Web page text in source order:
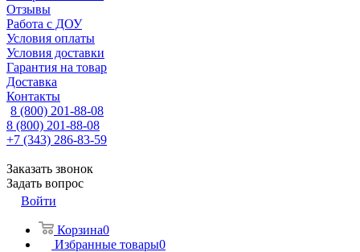
Отзывы
Работа с ДОУ
Условия оплаты
Условия доставки
Гарантия на товар
Доставка
Контакты
8 (800) 201-88-08
8 (800) 201-88-08
+7 (343) 286-83-59
Заказать звонок
Задать вопрос
Войти
Корзина0
Избранные товары0